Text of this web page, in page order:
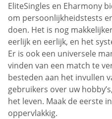
EliteSingles en Eharmony
om persoonlijkheidstests
doen. Het is nog
eerlijk en eerlijk, en het
Er is ook een universele
vinden van een match te
besteden aan het invullen
gebruikers over uw
het leven. Maak de eerste
oppervlakkig.